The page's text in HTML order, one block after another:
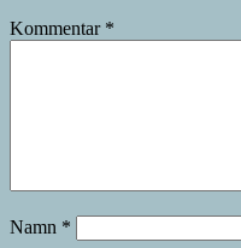
Kommentar *
Namn *